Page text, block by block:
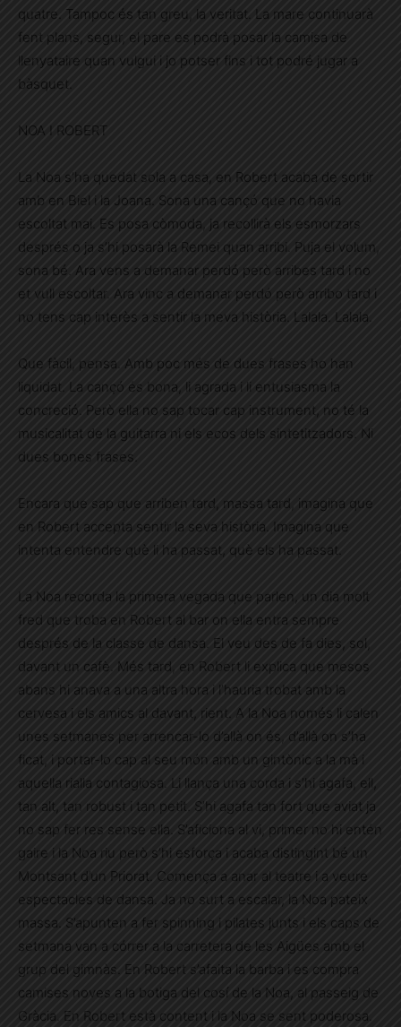
quatre. Tampoc és tan greu, la veritat. La mare continuarà
fent plans, segur, el pare es podrà posar la camisa de
llenyataire quan vulgui i jo potser fins i tot podré jugar a
bàsquet.
NOA I ROBERT
La Noa s’ha quedat sola a casa, en Robert acaba de sortir
amb en Biel i la Joana. Sona una cançó que no havia
escoltat mai. Es posa còmoda, ja recollirà els esmorzars
després o ja s’hi posarà la Remei quan arribi. Puja el volum,
sona bé. Ara vens a demanar perdó però arribes tard i no
et vull escoltar. Ara vinc a demanar perdó però arribo tard i
no tens cap interès a sentir la meva història. Lalala. Lalala.
Que fàcil, pensa. Amb poc més de dues frases ho han
liquidat. La cançó és bona, li agrada i li entusiasma la
concreció. Però ella no sap tocar cap instrument, no té la
musicalitat de la guitarra ni els ecos dels sintetitzadors. Ni
dues bones frases.
Encara que sap que arriben tard, massa tard, imagina que
en Robert accepta sentir la seva història. Imagina que
intenta entendre què li ha passat, què els ha passat.
La Noa recorda la primera vegada que parlen, un dia molt
fred que troba en Robert al bar on ella entra sempre
després de la classe de dansa. El veu des de fa dies, sol,
davant un cafè. Més tard, en Robert li explica que mesos
abans hi anava a una altra hora i l’hauria trobat amb la
cervesa i els amics al davant, rient. A la Noa només li calen
unes setmanes per arrencar-lo d’allà on és, d’allà on s’ha
ficat, i portar-lo cap al seu món amb un gintònic a la mà i
aquella rialla contagiosa. Li llança una corda i s’hi agafa, ell,
tan alt, tan robust i tan petit. S’hi agafa tan fort que aviat ja
no sap fer res sense ella. S’aficiona al vi, primer no hi entén
gaire i la Noa riu però s’hi esforça i acaba distingint bé un
Montsant d’un Priorat. Comença a anar al teatre i a veure
espectacles de dansa. Ja no surt a escalar, la Noa pateix
massa. S’apunten a fer spinning i pilates junts i els caps de
setmana van a córrer a la carretera de les Aigües amb el
grup del gimnàs. En Robert s’afaita la barba i es compra
camises noves a la botiga del cosí de la Noa, al passeig de
Gràcia. En Robert està content i la Noa se sent poderosa.